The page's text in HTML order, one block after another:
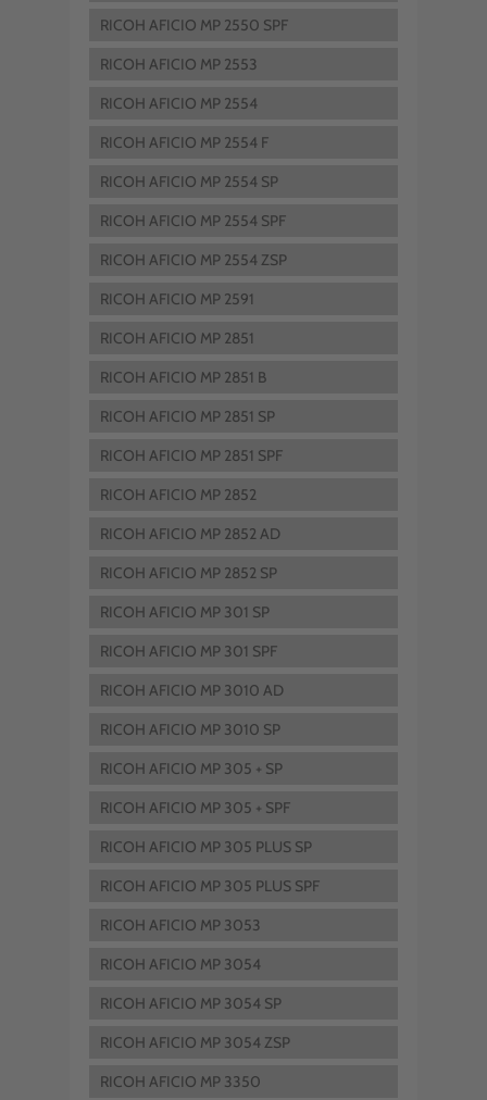
RICOH AFICIO MP 2550 SPF
RICOH AFICIO MP 2553
RICOH AFICIO MP 2554
RICOH AFICIO MP 2554 F
RICOH AFICIO MP 2554 SP
RICOH AFICIO MP 2554 SPF
RICOH AFICIO MP 2554 ZSP
RICOH AFICIO MP 2591
RICOH AFICIO MP 2851
RICOH AFICIO MP 2851 B
RICOH AFICIO MP 2851 SP
RICOH AFICIO MP 2851 SPF
RICOH AFICIO MP 2852
RICOH AFICIO MP 2852 AD
RICOH AFICIO MP 2852 SP
RICOH AFICIO MP 301 SP
RICOH AFICIO MP 301 SPF
RICOH AFICIO MP 3010 AD
RICOH AFICIO MP 3010 SP
RICOH AFICIO MP 305 + SP
RICOH AFICIO MP 305 + SPF
RICOH AFICIO MP 305 PLUS SP
RICOH AFICIO MP 305 PLUS SPF
RICOH AFICIO MP 3053
RICOH AFICIO MP 3054
RICOH AFICIO MP 3054 SP
RICOH AFICIO MP 3054 ZSP
RICOH AFICIO MP 3350